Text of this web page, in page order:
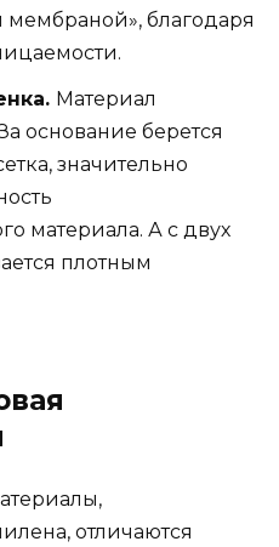
мембраной», благодаря
Материал
основание берется
значительно
материала. А с двух
плотным
отличаются